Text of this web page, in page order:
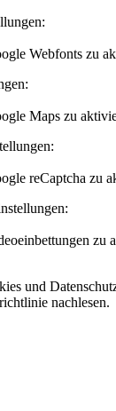
Webfonts zu
Maps zu
reCaptcha zu
zu
und
nachlesen.